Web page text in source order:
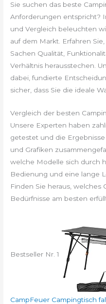
Sie suchen das beste
Anforderungen entspricht?
und Vergleich beleuchten
auf dem Markt. Erfahren
Sachen Qualität,
Verhältnis herausstechen.
dabei, fundierte
sicher, dass Sie die ideale
Vergleich der besten
Unsere Experten haben
getestet und die
und Grafiken
welche Modelle sich durch
Bedienung und eine lange
Finden Sie heraus, welches
Bedürfnisse am besten
Bestseller Nr. 1
CampFeuer Campingtisch